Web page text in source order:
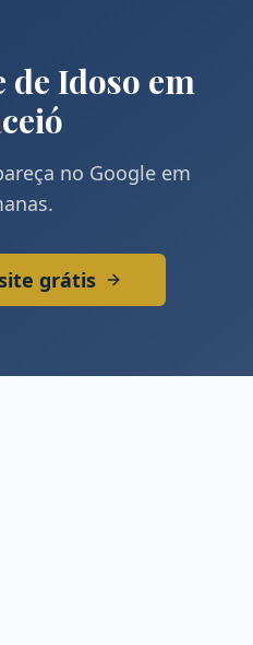
de Idoso em
no Google em
grátis